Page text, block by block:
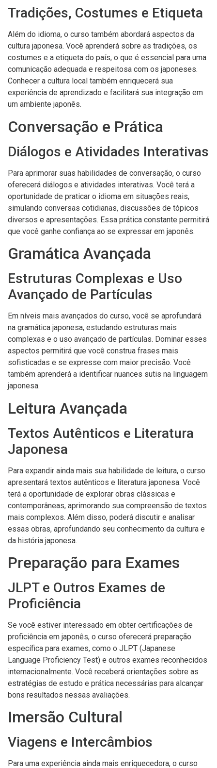
Tradições, Costumes e Etiqueta
Além do idioma, o curso também abordará aspectos da
cultura japonesa. Você aprenderá sobre as tradições, os
costumes e a etiqueta do país, o que é essencial para uma
comunicação adequada e respeitosa com os japoneses.
Conhecer a cultura local também enriquecerá sua
experiência de aprendizado e facilitará sua integração em
um ambiente japonês.
Conversação e Prática
Diálogos e Atividades Interativas
Para aprimorar suas habilidades de conversação, o curso
oferecerá diálogos e atividades interativas. Você terá a
oportunidade de praticar o idioma em situações reais,
simulando conversas cotidianas, discussões de tópicos
diversos e apresentações. Essa prática constante permitirá
que você ganhe confiança ao se expressar em japonês.
Gramática Avançada
Estruturas Complexas e Uso
Avançado de Partículas
Em níveis mais avançados do curso, você se aprofundará
na gramática japonesa, estudando estruturas mais
complexas e o uso avançado de partículas. Dominar esses
aspectos permitirá que você construa frases mais
sofisticadas e se expresse com maior precisão. Você
também aprenderá a identificar nuances sutis na linguagem
japonesa.
Leitura Avançada
Textos Autênticos e Literatura
Japonesa
Para expandir ainda mais sua habilidade de leitura, o curso
apresentará textos autênticos e literatura japonesa. Você
terá a oportunidade de explorar obras clássicas e
contemporâneas, aprimorando sua compreensão de textos
mais complexos. Além disso, poderá discutir e analisar
essas obras, aprofundando seu conhecimento da cultura e
da história japonesa.
Preparação para Exames
JLPT e Outros Exames de
Proficiência
Se você estiver interessado em obter certificações de
proficiência em japonês, o curso oferecerá preparação
específica para exames, como o JLPT (Japanese
Language Proficiency Test) e outros exames reconhecidos
internacionalmente. Você receberá orientações sobre as
estratégias de estudo e prática necessárias para alcançar
bons resultados nessas avaliações.
Imersão Cultural
Viagens e Intercâmbios
Para uma experiência ainda mais enriquecedora, o curso